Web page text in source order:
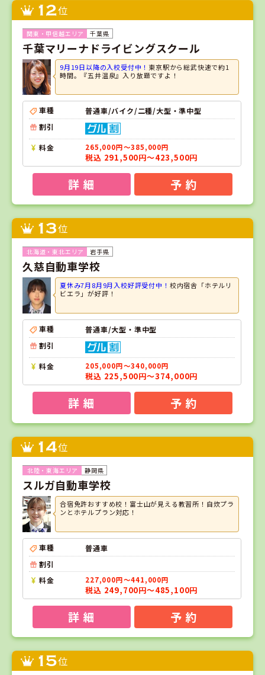
12位
千葉県
千葉マリーナドライビングスクール
9月19日以降の入校受付中！ 東京駅から総武快速で約1
時間。『五井温泉』入り放題ですよ！
車種
普通車/バイク/二種/大型・準中型
割引
料金 265,000円～385,000円
税込 291,500円～423,500円
詳 細 予 約
13位
岩手県
久慈自動車学校
夏休み7月8月9月入校好評受付中！ 校内宿舎「ホテルリ
ビエラ」が好評！
車種
普通車/大型・準中型
割引
料金 205,000円～340,000円
税込 225,500円～374,000円
詳 細 予 約
14位
静岡県
スルガ自動車学校
合宿免許おすすめ校！富士山が見える教習所！自炊プラ
ンとホテルプラン対応！
車種
普通車
割引
料金
227,000円～441,000円
税込 249,700円～485,100円
詳 細 予 約
15位